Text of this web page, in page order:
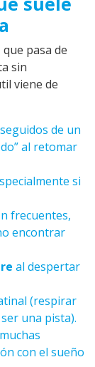
pasa de
sin
viene de
de un
al retomar
si
frecuentes,
encontrar
al despertar
(respirar
una pista).
con el sueño